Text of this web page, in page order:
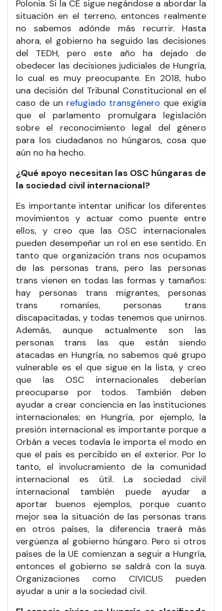
Polonia. Si la CE sigue negándose a abordar la
situación en el terreno, entonces realmente
no sabemos adónde más recurrir. Hasta
ahora, el gobierno ha seguido las decisiones
del TEDH, pero este año ha dejado de
obedecer las decisiones judiciales de Hungría,
lo cual es muy preocupante. En 2018, hubo
una decisión del Tribunal Constitucional en el
caso de un refugiado transgénero que exigía
que el parlamento promulgara legislación
sobre el reconocimiento legal del género
para los ciudadanos no húngaros, cosa que
aún no ha hecho.
¿Qué apoyo necesitan las OSC húngaras de
la sociedad civil internacional?
Es importante intentar unificar los diferentes
movimientos y actuar como puente entre
ellos, y creo que las OSC internacionales
pueden desempeñar un rol en ese sentido. En
tanto que organización trans nos ocupamos
de las personas trans, pero las personas
trans vienen en todas las formas y tamaños:
hay personas trans migrantes, personas
trans romaníes, personas trans
discapacitadas, y todas tenemos que unirnos.
Además, aunque actualmente son las
personas trans las que están siendo
atacadas en Hungría, no sabemos qué grupo
vulnerable es el que sigue en la lista, y creo
que las OSC internacionales deberían
preocuparse por todos. También deben
ayudar a crear conciencia en las instituciones
internacionales; en Hungría, por ejemplo, la
presión internacional es importante porque a
Orbán a veces todavía le importa el modo en
que el país es percibido en el exterior. Por lo
tanto, el involucramiento de la comunidad
internacional es útil. La sociedad civil
internacional también puede ayudar a
aportar buenos ejemplos, porque cuanto
mejor sea la situación de las personas trans
en otros países, la diferencia traerá más
vergüenza al gobierno húngaro. Pero si otros
países de la UE comienzan a seguir a Hungría,
entonces el gobierno se saldrá con la suya.
Organizaciones como CIVICUS pueden
ayudar a unir a la sociedad civil.